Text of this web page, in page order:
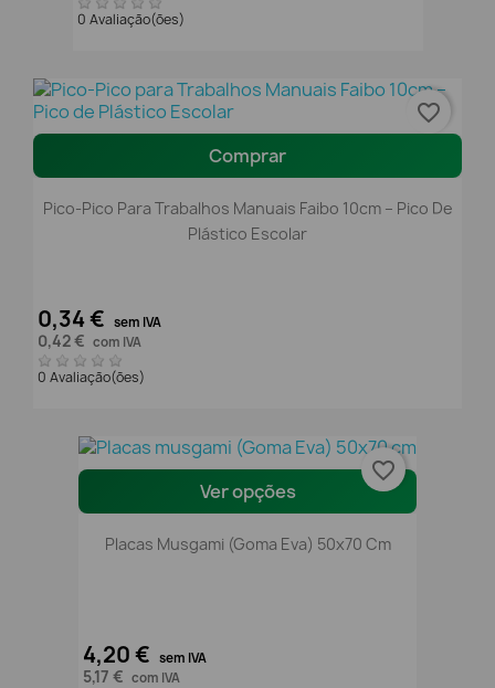
0 Avaliação(ões)
Comprar
Pico-Pico Para Trabalhos Manuais Faibo 10cm – Pico De
Plástico Escolar
0,34 € sem IVA
0,42 € com IVA
0 Avaliação(ões)
favorite_border
Ver opções
Placas Musgami (Goma Eva) 50x70 Cm
4,20 € sem IVA
5,17 € com IVA
favorite_border